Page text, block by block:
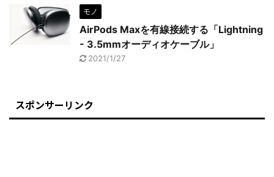
モノ
AirPods Maxを有線接続する「Lightning
- 3.5mmオーディオケーブル」
2021/1/27
スポンサーリンク